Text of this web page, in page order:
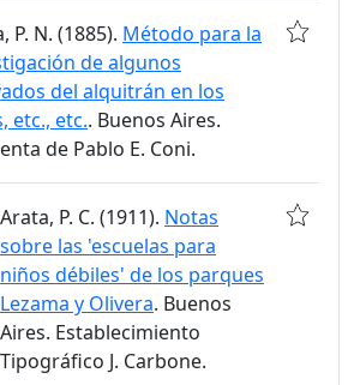
P. N. (1885). Método para la
de algunos
del alquitrán en los
etc., etc.. Buenos Aires.
de Pablo E. Coni.
Arata, P. C. (1911). Notas
sobre las 'escuelas para
niños débiles' de los parques
Lezama y Olivera. Buenos
Aires. Establecimiento
Tipográfico J. Carbone.